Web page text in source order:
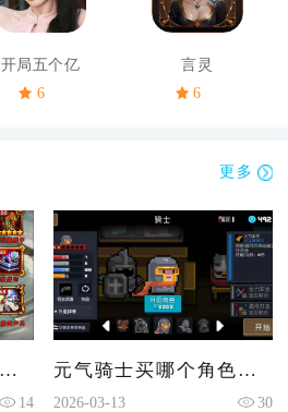
开局五个亿
6
言灵
6
更多
少年三国志刘备带什么装备
14
元气骑士买哪个角色最值
2026-03-13 30